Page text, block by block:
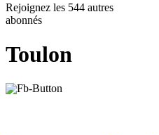
Rejoignez les 544 autres
abonnés
Toulon